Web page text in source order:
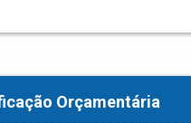
Orçamentária